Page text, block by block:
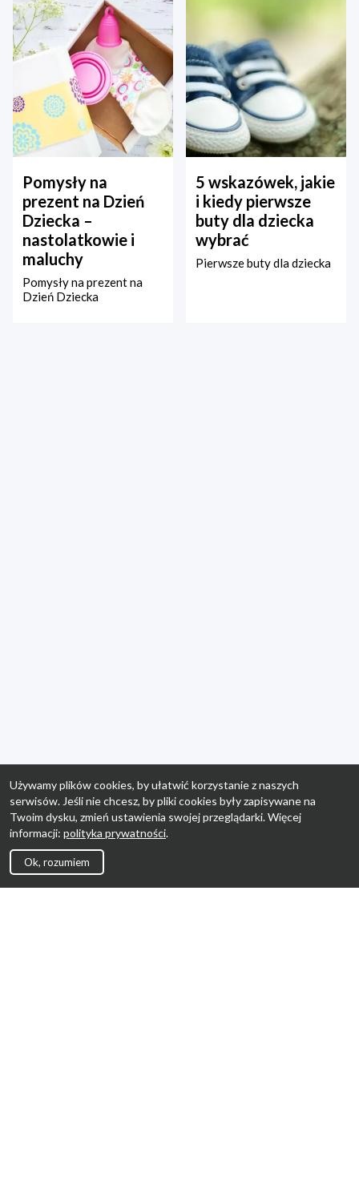
Pomysły na
prezent na Dzień
Dziecka –
nastolatkowie i
maluchy
Pomysły na prezent na
Dzień Dziecka
5 wskazówek, jakie
i kiedy pierwsze
buty dla dziecka
wybrać
Pierwsze buty dla dziecka
Używamy plików cookies, by ułatwić korzystanie z naszych
serwisów. Jeśli nie chcesz, by pliki cookies były zapisywane na
Twoim dysku, zmień ustawienia swojej przeglądarki. Więcej
informacji: polityka prywatności.
Ok, rozumiem